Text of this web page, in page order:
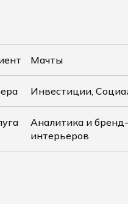
Мачты
Инвестиции,
Аналитика и
интерьеров